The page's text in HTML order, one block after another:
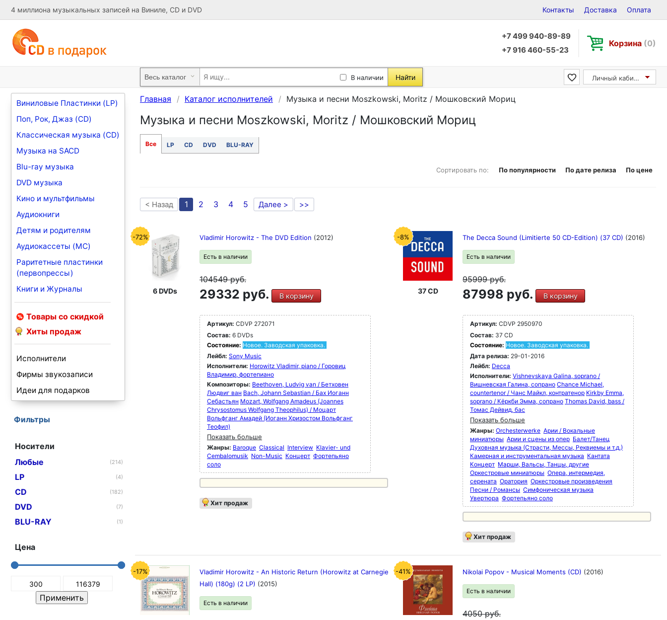
4 миллиона музыкальных записей на Виниле, CD и DVD Контакты Доставка Оплата
+7 499 940-89-89
+7 916 460-55-23
Корзина (0)
В наличии Найти Личный кабинет
Виниловые Пластинки (LP)
Поп, Рок, Джаз (CD)
Классическая музыка (CD)
Музыка на SACD
Blu-ray музыка
DVD музыка
Кино и мультфильмы
Аудиокниги
Детям и родителям
Аудиокассеты (MC)
Раритетные пластинки
(первопрессы)
Книги и Журналы
Товары со скидкой
Хиты продаж
Исполнители
Фирмы звукозаписи
Идеи для подарков
Фильтры
Носители
Любые
(214)
LP (4)
CD (182)
DVD (7)
BLU-RAY (1)
Цена
Главная Каталог исполнителей Музыка и песни Moszkowski, Moritz / Мошковский Мориц
Музыка и песни Moszkowski, Moritz / Мошковский Мориц
Все LP CD DVD BLU-RAY
Сортировать по: По популярности По дате релиза По цене
< Назад 1 2 3 4 5 Далее > >>
-72%
6 DVDs
Vladimir Horowitz - The DVD Edition (2012)
Есть в наличии
104549руб.
29332 руб. В корзину
Артикул: CDVP 272071
Состав: 6 DVDs
Состояние: Новое. Заводская упаковка.
Лейбл: Sony Music
Исполнители: Horowitz Vladimir, piano / Горовиц
Владимир, фортепиано
Композиторы: Beethoven, Ludvig van / Бетховен
Людвиг ван Bach, Johann Sebastian / Бах Иоганн
Себастьян Mozart, Wolfgang Amadeus (Joannes
Chrysostomus Wolfgang Theophilus) / Моцарт
Вольфганг Амадей (Иоганн Хризостом Вольфганг
Теофил)
Показать больше
Жанры: Baroque Classical Interview Klavier- und
Cembalomusik Non-Music Концерт Фортепьяно
соло
Хит продаж
-8%
37 CD
The Decca Sound (Limitierte 50 CD-Edition) (37 CD) (2016)
Есть в наличии
95999руб.
87998 руб. В корзину
Артикул: CDVP 2950970
Состав: 37 CD
Состояние: Новое. Заводская упаковка.
Дата релиза: 29-01-2016
Лейбл: Decca
Исполнители: Vishnevskaya Galina, soprano /
Вишневская Галина, сопрано Chance Michael,
countertenor / Чанс Майкл, контратенор Kirkby Emma,
soprano / Кёркби Эмма, сопрано Thomas David, bass /
Томас Дейвид, бас
Показать больше
Жанры: Orchesterwerke Арии / Вокальные
миниатюры Арии и сцены из опер Балет/Танец
Духовная музыка (Страсти, Мессы, Реквиемы и т.д.)
Камерная и инструментальная музыка Кантата
Концерт Марши, Вальсы, Танцы, другие
Оркестровые миниатюры Опера, интермедия,
серената Оратория Оркестровые произведения
Песни / Романсы Симфоническая музыка
Увертюра Фортепьяно соло
Хит продаж
-17%
Vladimir Horowitz - An Historic Return (Horowitz at Carnegie
Hall) (180g) (2 LP) (2015)
Есть в наличии
-41% Nikolai Popov - Musical Moments (CD) (2016)
Есть в наличии
4050руб.